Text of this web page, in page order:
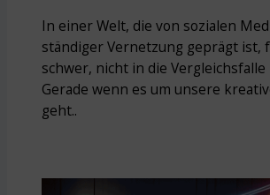
In einer Welt, die von sozialen
ständiger Vernetzung geprägt ist,
schwer, nicht in die Vergleichsfalle
Gerade wenn es um unsere
geht..